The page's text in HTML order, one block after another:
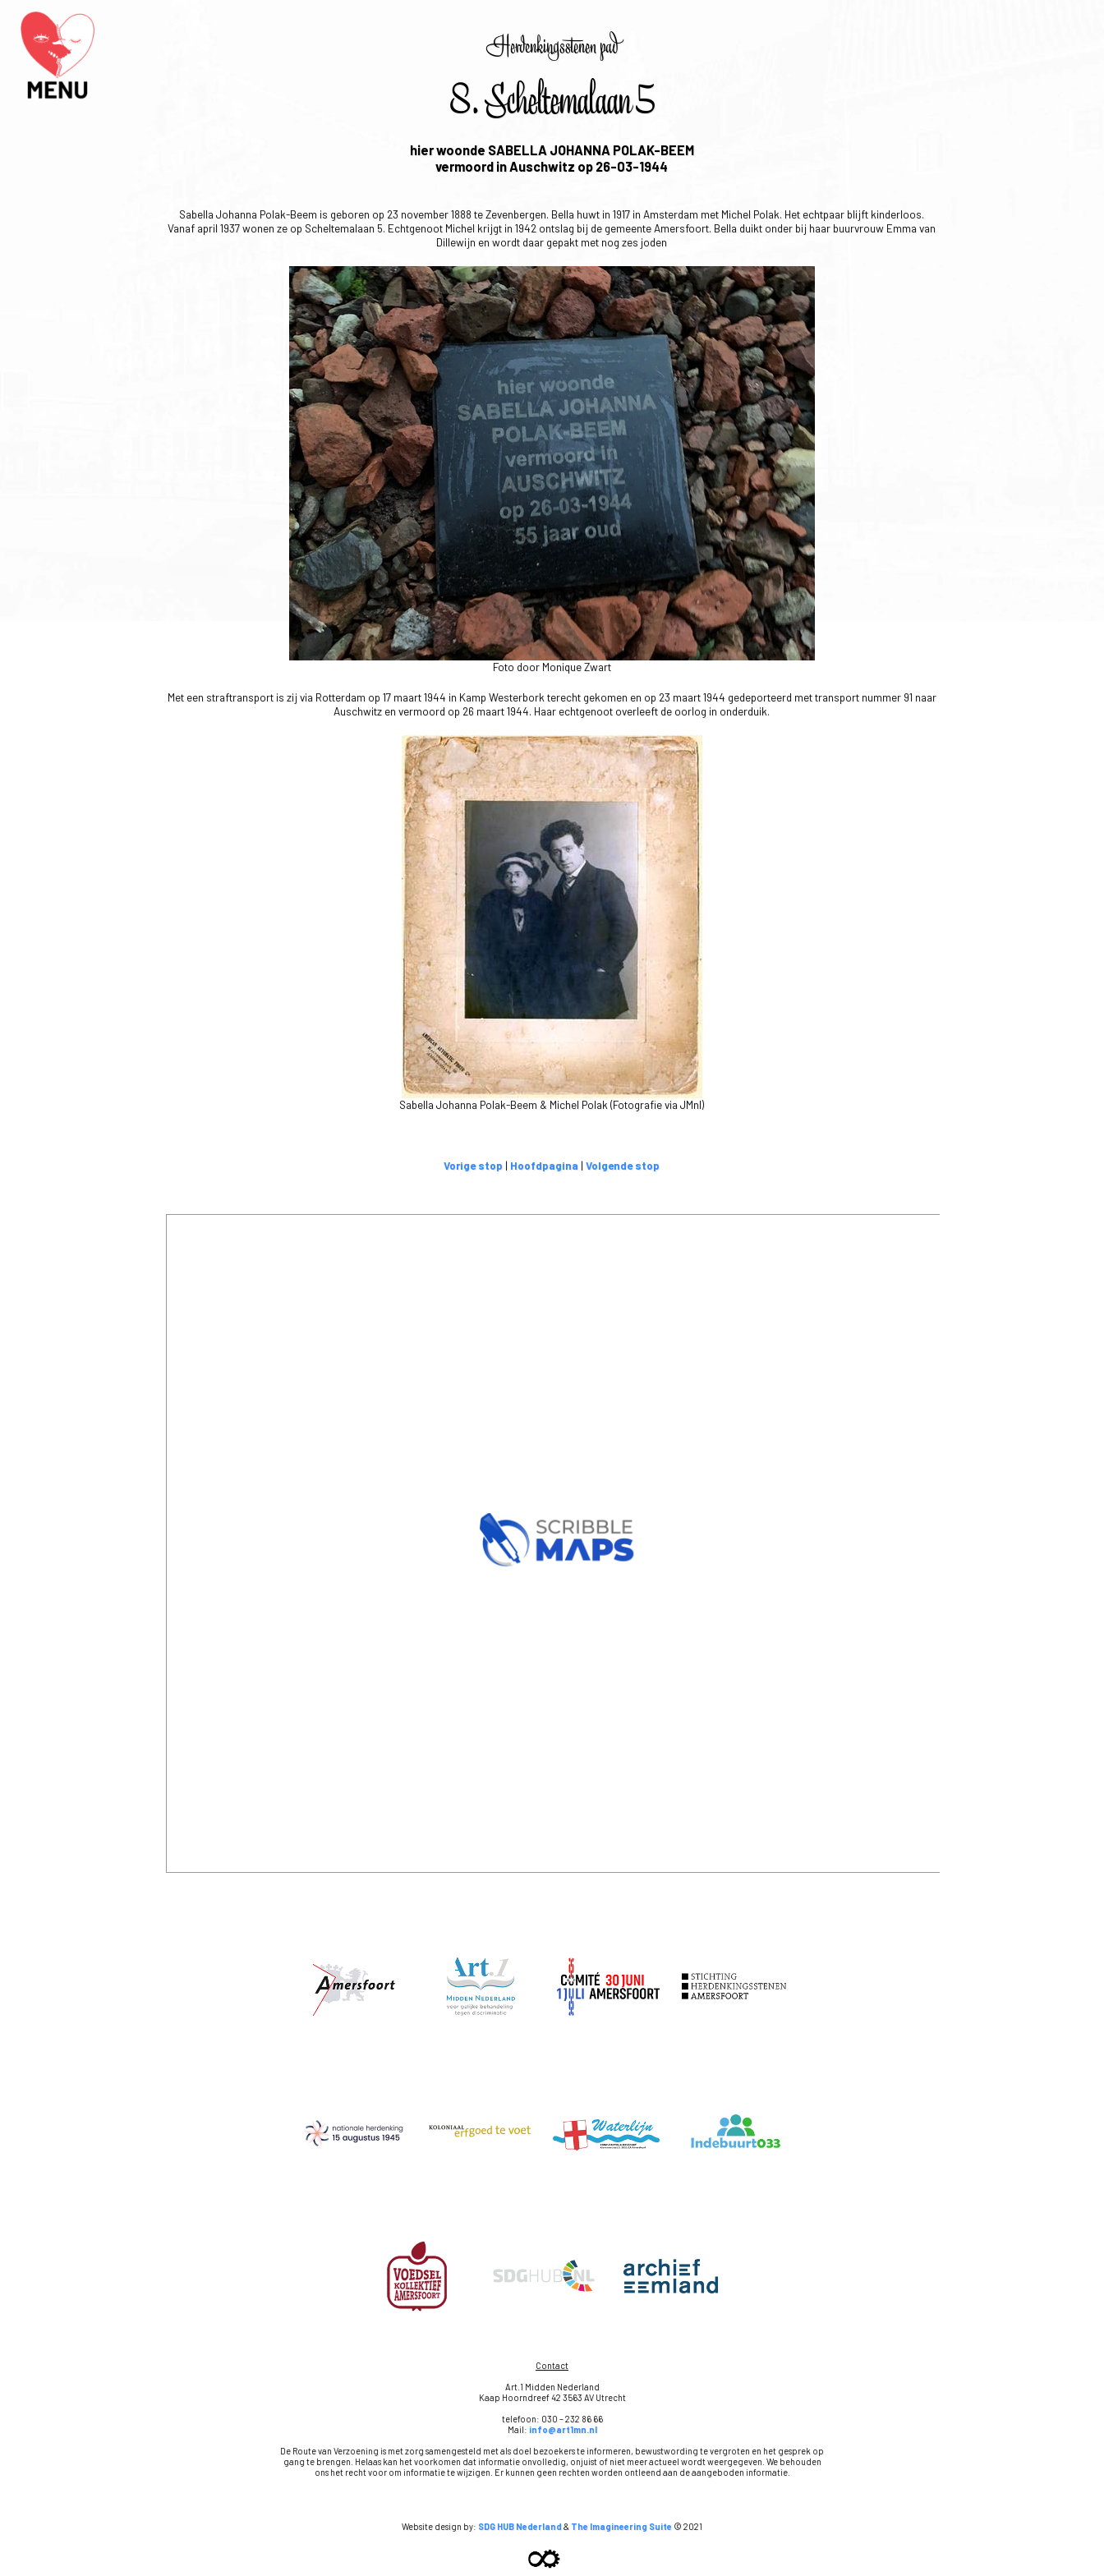
Herdenkingsstenen pad
8. Scheltemalaan 5
hier woonde SABELLA JOHANNA POLAK-BEEM
vermoord in Auschwitz op 26-03-1944
Sabella Johanna Polak-Beem is geboren op 23 november 1888 te Zevenbergen. Bella huwt in 1917 in Amsterdam met Michel Polak. Het echtpaar blijft kinderloos.
Vanaf april 1937 wonen ze op Scheltemalaan 5. Echtgenoot Michel krijgt in 1942 ontslag bij de gemeente Amersfoort. Bella duikt onder bij haar buurvrouw Emma van
Dillewijn en wordt daar gepakt met nog zes joden
Foto door Monique Zwart
Met een straftransport is zij via Rotterdam op 17 maart 1944 in Kamp Westerbork terecht gekomen en op 23 maart 1944 gedeporteerd met transport nummer 91 naar
Auschwitz en vermoord op 26 maart 1944. Haar echtgenoot overleeft de oorlog in onderduik.
Sabella Johanna Polak-Beem & Michel Polak (Fotografie via JMnl)
Vorige stop | Hoofdpagina |Volgende stop
Contact
Art.1 Midden Nederland
Kaap Hoorndreef 42 3563 AV Utrecht
telefoon: 030 – 232 86 66
Mail: info@art1mn.nl
De Route van Verzoening is met zorg samengesteld met als doel bezoekers te informeren, bewustwording te vergroten en het gesprek op
gang te brengen. Helaas kan het voorkomen dat informatie onvolledig, onjuist of niet meer actueel wordt weergegeven. We behouden
ons het recht voor om informatie te wijzigen. Er kunnen geen rechten worden ontleend aan de aangeboden informatie.
Website design by: SDG HUB Nederland & The Imagineering Suite © 2021